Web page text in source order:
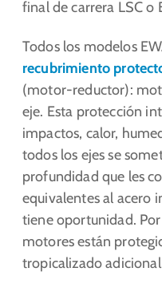
final de carrera LSC o
Todos los modelos
recubrimiento
(motor-reductor):
eje. Esta protección
impactos, calor,
todos los ejes se
profundidad que les
equivalentes al acero
tiene oportunidad.
motores están
tropicalizado